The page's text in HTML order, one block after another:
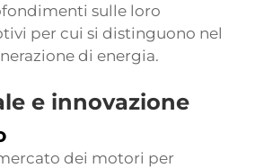
sulle loro
per cui si distinguono nel
di energia.
e innovazione
dei motori per